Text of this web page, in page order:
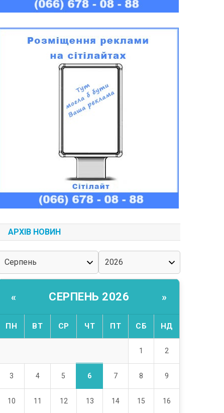
АРХІВ НОВИН
« СЕРПЕНЬ 2026 »
ПН ВТ СР ЧТ ПТ СБ НД
1 2
3 4 5 6 7 8 9
10 11 12 13 14 15 16